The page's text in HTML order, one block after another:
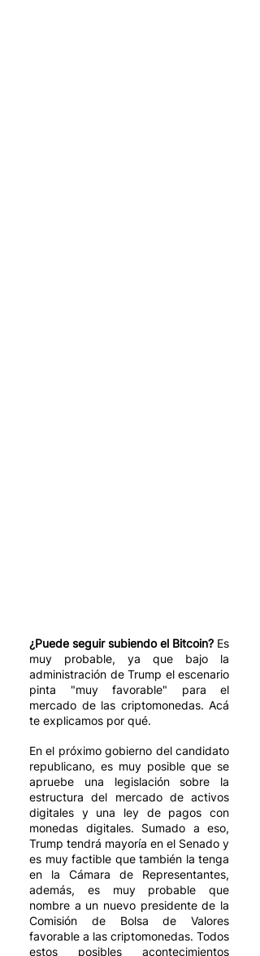
¿Puede seguir subiendo el Bitcoin? Es
muy probable, ya que bajo la
administración de Trump el escenario
pinta "muy favorable" para el
mercado de las criptomonedas. Acá
te explicamos por qué.
En el próximo gobierno del candidato
republicano, es muy posible que se
apruebe una legislación sobre la
estructura del mercado de activos
digitales y una ley de pagos con
monedas digitales. Sumado a eso,
Trump tendrá mayoría en el Senado y
es muy factible que también la tenga
en la Cámara de Representantes,
además, es muy probable que
nombre a un nuevo presidente de la
Comisión de Bolsa de Valores
favorable a las criptomonedas. Todos
estos posibles acontecimientos